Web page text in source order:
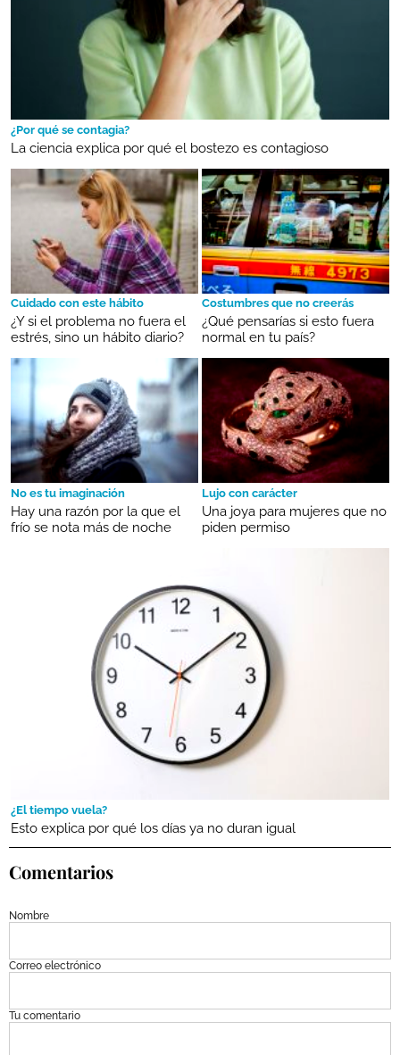
¿Por qué se contagia?
La ciencia explica por qué el bostezo es contagioso
Cuidado con este hábito
¿Y si el problema no fuera el
estrés, sino un hábito diario?
Costumbres que no creerás
¿Qué pensarías si esto fuera
normal en tu país?
No es tu imaginación
Hay una razón por la que el
frío se nota más de noche
Lujo con carácter
Una joya para mujeres que no
piden permiso
¿El tiempo vuela?
Esto explica por qué los días ya no duran igual
Comentarios
Nombre
Correo electrónico
Tu comentario